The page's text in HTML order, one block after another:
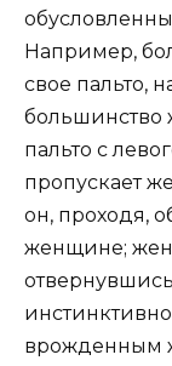
Например,
свое пальто,
большинство
пальто с
пропускает
он, проходя,
женщине;
отвернувшись
врожденным